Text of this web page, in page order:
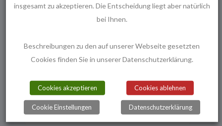
Eltern-Kind-Spielkreis
6. August - 16:00-17:30
insgesamt zu akzeptieren. Die Entscheidung liegt aber natürlich
bei Ihnen.
Beschreibungen zu den auf unserer Webseite gesetzten
Cookies finden Sie in unserer Datenschutzerklärung.
Cookies akzeptieren Cookies ablehnen
Cookie Einstellungen Datenschutzerklärung